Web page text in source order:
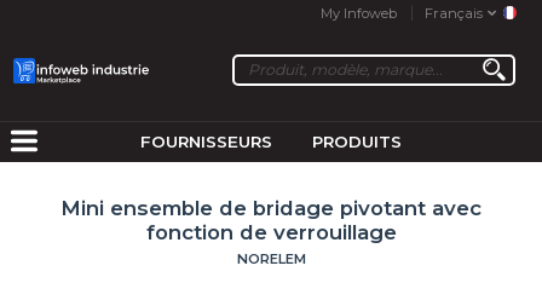
My Infoweb Français
FOURNISSEURS PRODUITS
Mini ensemble de bridage pivotant avec
fonction de verrouillage
NORELEM